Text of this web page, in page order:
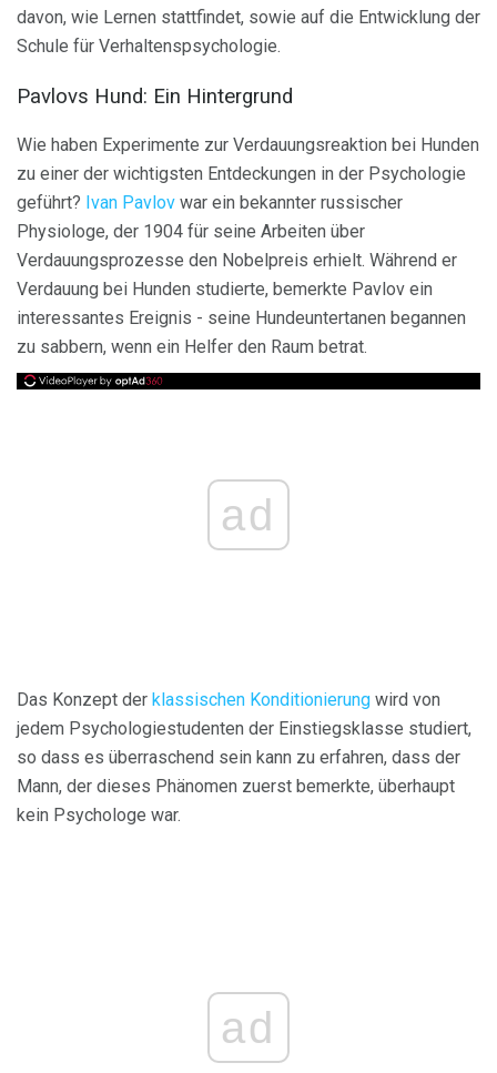
davon, wie Lernen stattfindet, sowie auf die Entwicklung der
Schule für Verhaltenspsychologie.
Pavlovs Hund: Ein Hintergrund
Wie haben Experimente zur Verdauungsreaktion bei Hunden
zu einer der wichtigsten Entdeckungen in der Psychologie
geführt? Ivan Pavlov war ein bekannter russischer
Physiologe, der 1904 für seine Arbeiten über
Verdauungsprozesse den Nobelpreis erhielt. Während er
Verdauung bei Hunden studierte, bemerkte Pavlov ein
interessantes Ereignis - seine Hundeuntertanen begannen
zu sabbern, wenn ein Helfer den Raum betrat.
ad
Das Konzept der klassischen Konditionierung wird von
jedem Psychologiestudenten der Einstiegsklasse studiert,
so dass es überraschend sein kann zu erfahren, dass der
Mann, der dieses Phänomen zuerst bemerkte, überhaupt
kein Psychologe war.
ad